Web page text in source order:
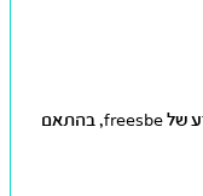
ידוע לי שהפרטים שמסרתי ייכללו במאגרי המידע של freesbe, בהתאם